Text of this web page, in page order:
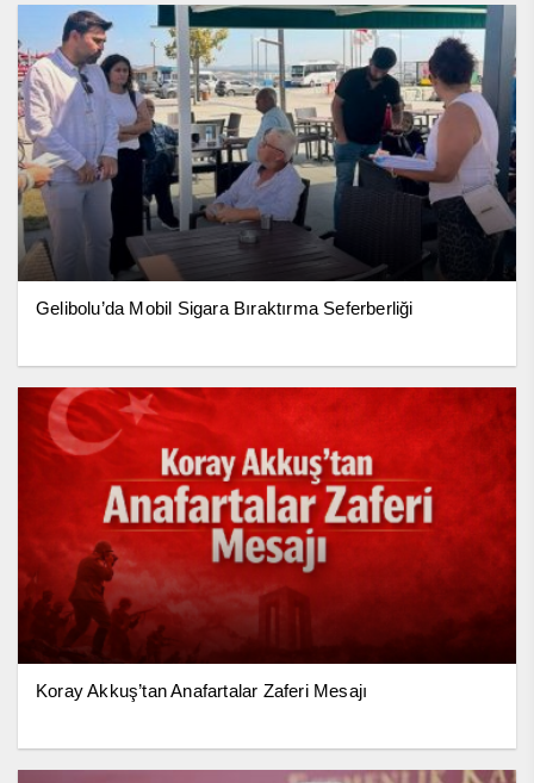
Gelibolu’da Mobil Sigara Bıraktırma Seferberliği
Koray Akkuş’tan Anafartalar Zaferi Mesajı